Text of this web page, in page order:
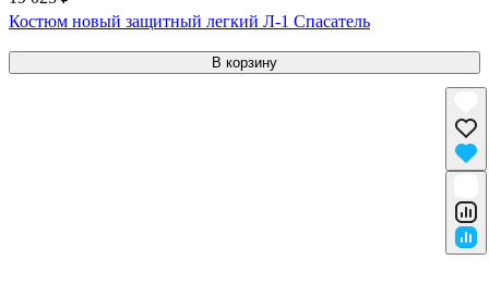
Костюм новый защитный легкий Л-1 Спасатель
В корзину